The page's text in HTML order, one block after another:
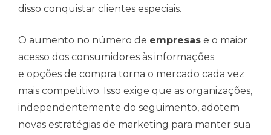
disso conquistar clientes especiais.
O aumento no número de empresas e o maior
acesso dos consumidores às informações
e opções de compra torna o mercado cada vez
mais competitivo. Isso exige que as organizações,
independentemente do seguimento, adotem
novas estratégias de marketing para manter sua